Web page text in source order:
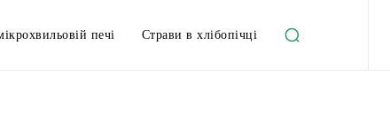
печі Страви в хлібопічці